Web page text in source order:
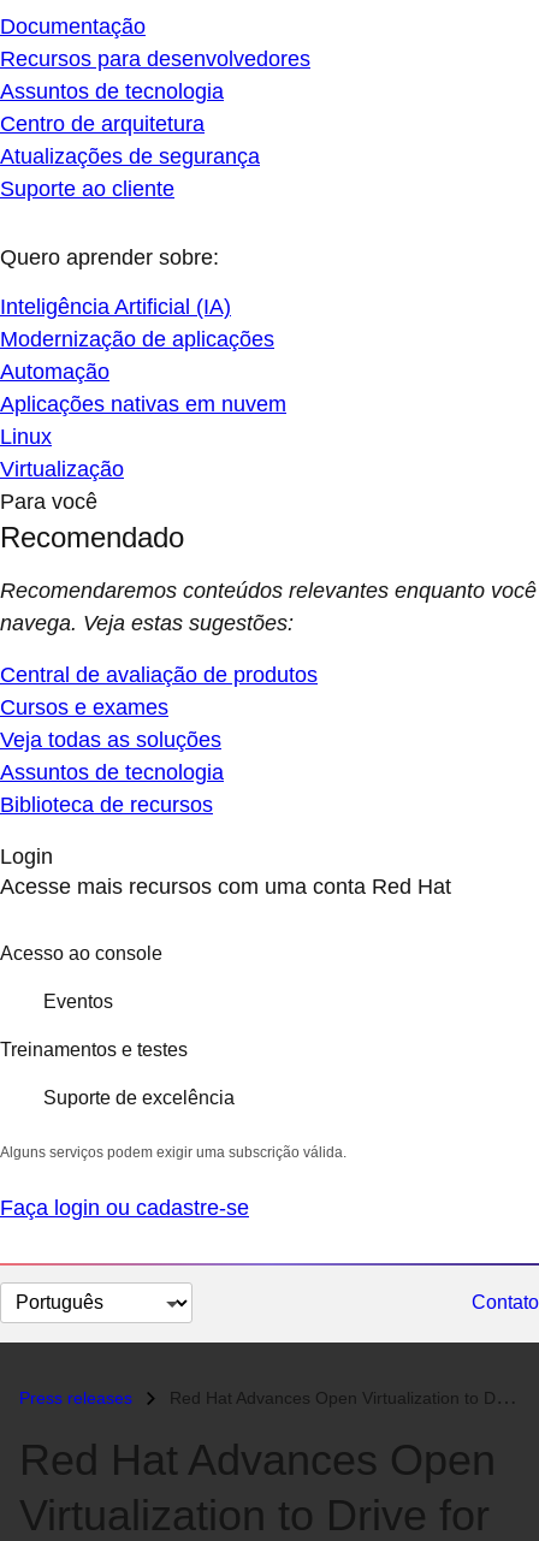
Documentação
Recursos para desenvolvedores
Assuntos de tecnologia
Centro de arquitetura
Atualizações de segurança
Suporte ao cliente
Quero aprender sobre:
Inteligência Artificial (IA)
Modernização de aplicações
Automação
Aplicações nativas em nuvem
Linux
Virtualização
Para você
Recomendado
Recomendaremos conteúdos relevantes enquanto você
navega. Veja estas sugestões:
Central de avaliação de produtos
Cursos e exames
Veja todas as soluções
Assuntos de tecnologia
Biblioteca de recursos
Login
Acesse mais recursos com uma conta Red Hat
Acesso ao console
Eventos
Treinamentos e testes
Suporte de excelência
Alguns serviços podem exigir uma subscrição válida.
Faça login ou cadastre-se
Selecionar
idioma
Contato
Press releases Red Hat Advances Open Virtualization to Drive for Market Leadership...
Red Hat Advances Open
Virtualization to Drive for